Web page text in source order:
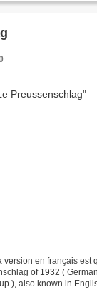
version en français est
of 1932 (
), also known in